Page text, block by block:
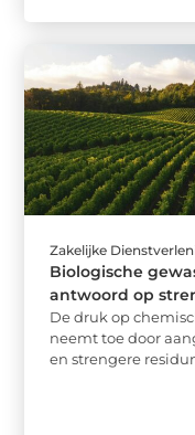
Zakelijke
Biologische
antwoord op
De druk op
neemt toe door
en strengere